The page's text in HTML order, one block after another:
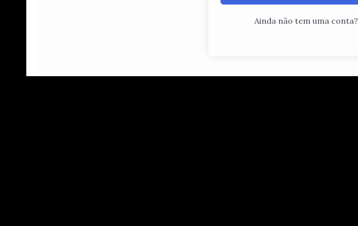
Ainda não tem uma conta?